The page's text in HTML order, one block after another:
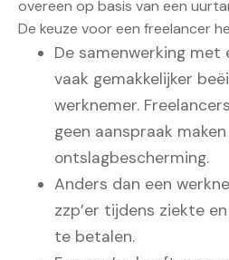
overeen op basis van een
De keuze voor een freelancer
De samenwerking met
vaak gemakkelijker
werknemer.
geen aanspraak
ontslagbescherming.
Anders dan een
zzp’er tijdens ziekte
te betalen.